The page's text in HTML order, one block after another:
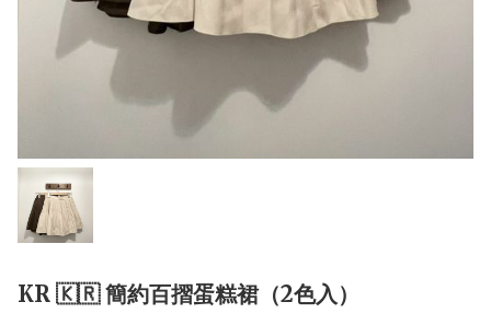
KR 🇰🇷 簡約百摺蛋糕裙（2色入）